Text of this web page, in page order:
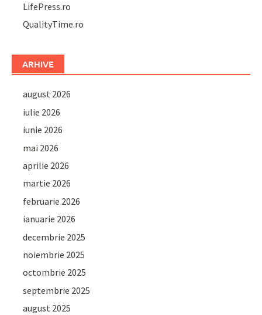
LifePress.ro
QualityTime.ro
ARHIVE
august 2026
iulie 2026
iunie 2026
mai 2026
aprilie 2026
martie 2026
februarie 2026
ianuarie 2026
decembrie 2025
noiembrie 2025
octombrie 2025
septembrie 2025
august 2025